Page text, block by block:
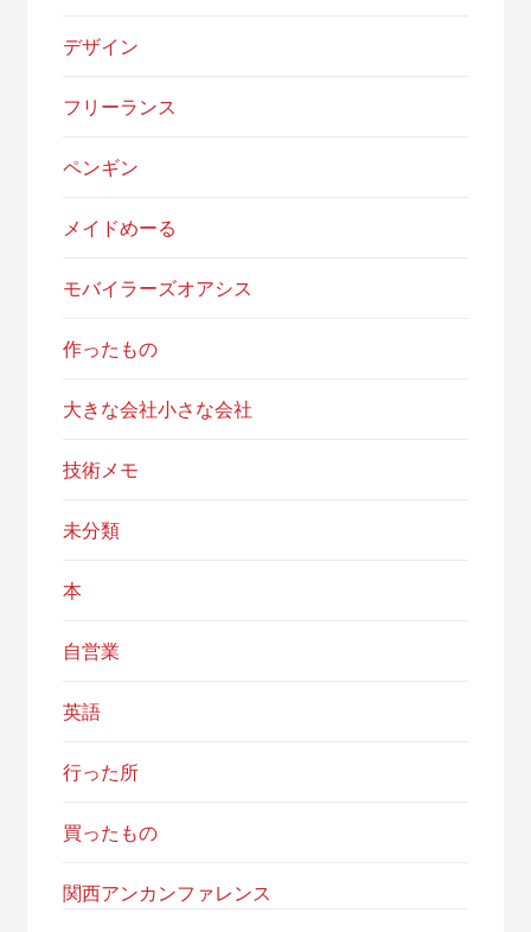
デザイン
フリーランス
ペンギン
メイドめーる
モバイラーズオアシス
作ったもの
大きな会社小さな会社
技術メモ
未分類
本
自営業
英語
行った所
買ったもの
関西アンカンファレンス